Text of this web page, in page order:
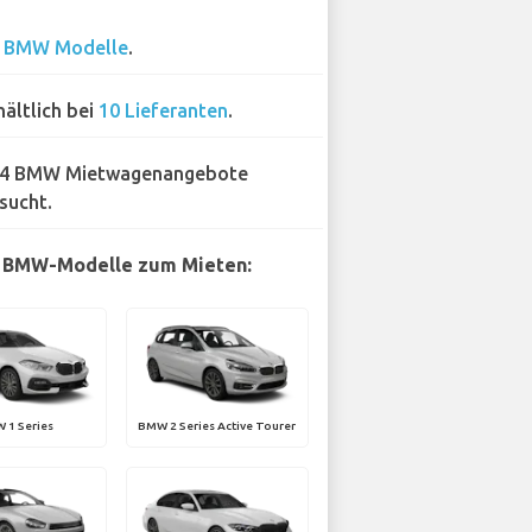
BMW Modelle.
bei 10 Lieferanten.
BMW Mietwagenangebote
Modelle zum Mieten:
1 Series BMW 2 Series Active Tourer